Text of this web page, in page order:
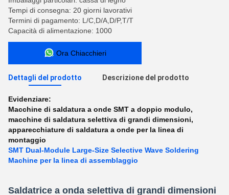
Tempi di consegna: 20 giorni lavorativi
Termini di pagamento: L/C,D/A,D/P,T/T
Capacità di alimentazione: 1000
Ora Chiacchieri
Dettagli del prodotto Descrizione del prodotto
Evidenziare:
Macchine di saldatura a onde SMT a doppio modulo,
macchine di saldatura selettiva di grandi dimensioni,
apparecchiature di saldatura a onde per la linea di
montaggio
SMT Dual-Module Large-Size Selective Wave Soldering
Machine per la linea di assemblaggio
Saldatrice a onda selettiva di grandi dimensioni